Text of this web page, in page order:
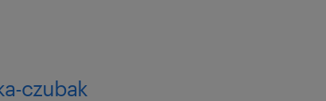
czubak